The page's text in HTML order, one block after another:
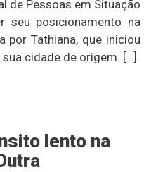
de Pessoas em Situação
seu posicionamento na
por Tathiana, que iniciou
cidade de origem. […]
lento na